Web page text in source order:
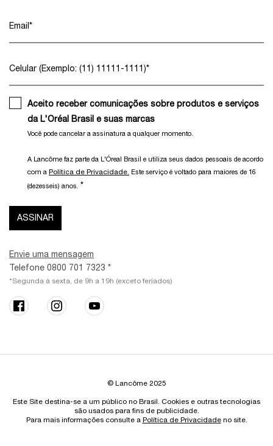
Email *
Celular (Exemplo: (11) 11111-1111)*
Aceito receber comunicações sobre produtos e serviços
da L'Oréal Brasil e suas marcas
Você pode cancelar a assinatura a qualquer momento.​
A Lancôme faz parte da L'Óreal Brasil e utiliza seus dados pessoais de acordo
com a Política de Privacidade. Este serviço é voltado para maiores de 16
(dezesseis) anos. *
ASSINAR
Envie uma mensagem
Telefone 0800 701 7323 *
*Segunda à sexta, de 9h a 19h (exceto feriados)
© Lancôme 2025
Este Site destina-se a um público no Brasil. Cookies e outras tecnologias
são usados para fins de publicidade.
Para mais informações consulte a Política de Privacidadeno site.